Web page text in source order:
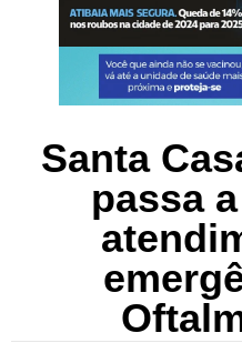
Santa
passa